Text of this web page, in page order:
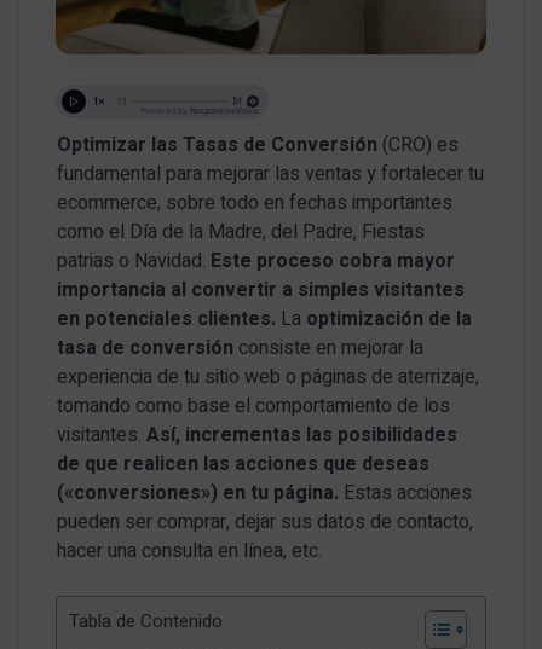
Optimizar las Tasas de Conversión (CRO) es
fundamental para mejorar las ventas y fortalecer tu
ecommerce, sobre todo en fechas importantes
como el Día de la Madre, del Padre, Fiestas
patrias o Navidad. Este proceso cobra mayor
importancia al convertir a simples visitantes
en potenciales clientes. La optimización de la
tasa de conversión consiste en mejorar la
experiencia de tu sitio web o páginas de aterrizaje,
tomando como base el comportamiento de los
visitantes.Así, incrementas las posibilidades
de que realicen las acciones que deseas
(«conversiones») en tu página. Estas acciones
pueden ser comprar, dejar sus datos de contacto,
hacer una consulta en línea, etc.
Tabla de Contenido